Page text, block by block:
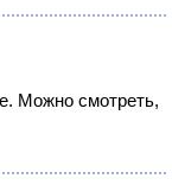
Можно смотреть,